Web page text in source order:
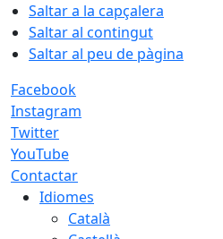
Saltar a la capçalera
Saltar al contingut
Saltar al peu de pàgina
Facebook
Instagram
Twitter
YouTube
Contactar
Idiomes
Català